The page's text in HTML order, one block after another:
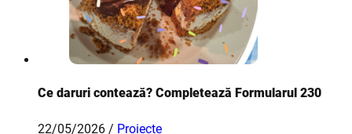
Ce daruri contează? Completează Formularul 230
22/05/2026 / Proiecte